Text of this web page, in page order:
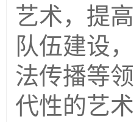
艺术，提
队伍建设
法传播等
代性的艺